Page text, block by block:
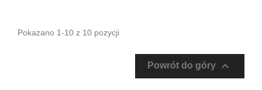
Pokazano 1-10 z 10 pozycji
Powrót do góry 